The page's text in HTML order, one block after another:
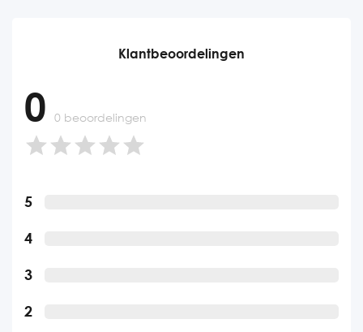
Klantbeoordelingen
5
4
3
2
0 0 beoordelingen